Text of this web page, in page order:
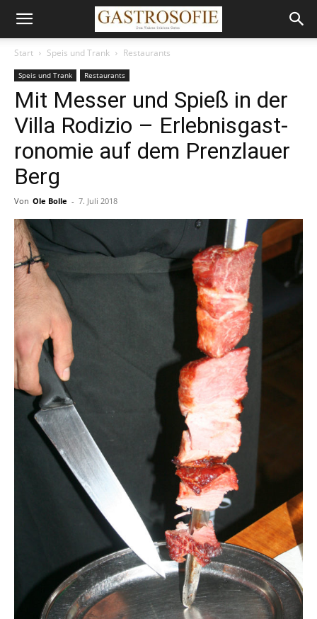
Start Speis und Trank Restaurants
Speis und Trank Restaurants
Mit Messer und Spieß in der
Villa Rodizio – Er­leb­nis­gas­t­
ro­no­mie auf dem Prenzlauer
Berg
Von Ole Bolle - 7. Juli 2018